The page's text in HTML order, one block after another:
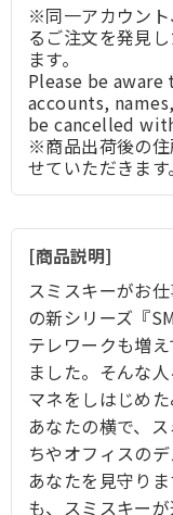
※同一アカウン
るご注文を発見
ます。
Please be
accounts,
be cancelled
※商品出荷後の
せていただきます。
商品説明
スミスキーがお
の新シリーズ『
テレワークも増
ました。そんな
マネをしはじめ
あなたの横で、
ちやオフィスの
あなたを見守り
も、スミスキー